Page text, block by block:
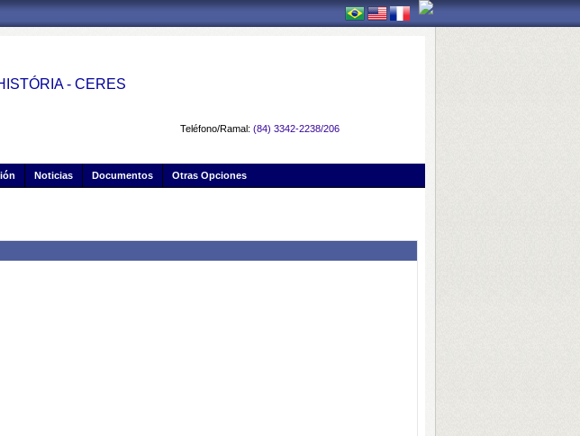
- CERES
Teléfono/Ramal: (84) 3342-2238/206
Noticias Documentos Otras Opciones